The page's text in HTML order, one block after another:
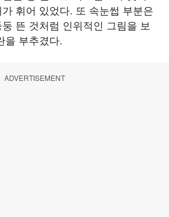
휘어 있었다. 또 속눈썹 부분은
뜬 것처럼 인위적인 그림을 보
을 부추겼다.
ADVERTISEMENT